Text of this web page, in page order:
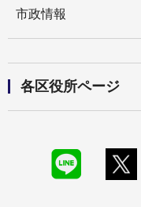
市政情報
各区役所ページ